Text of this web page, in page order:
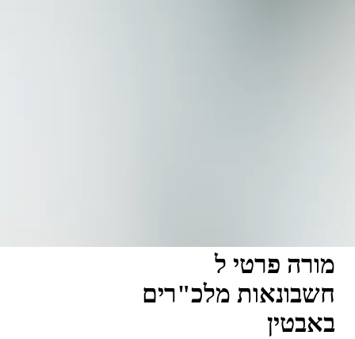
מורה פרטי ל
חשבונאות מלכ"רים
באבטין